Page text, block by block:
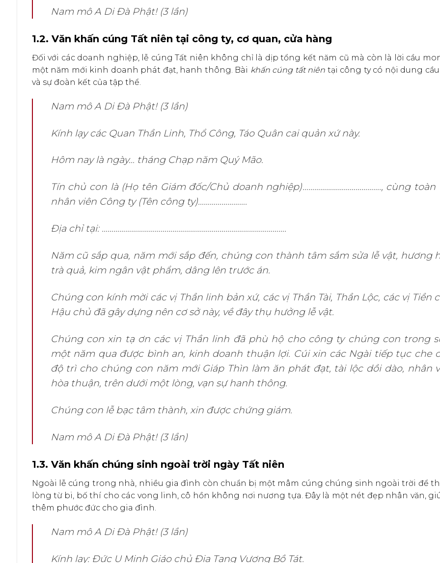
Nam mô A Di Đà Phật! (3 lần)
1.2. Văn khấn cúng Tất niên tại công ty, cơ quan, cửa hàng
Đối với các doanh nghiệp, lễ cúng Tất niên không chỉ là dịp tổng kết năm cũ mà còn là lời cầu
một năm mới kinh doanh phát đạt, hanh thông. Bài khấn cúng tất niên tại công ty có nội dung
và sự đoàn kết của tập thể.
Nam mô A Di Đà Phật! (3 lần)
Kính lạy các Quan Thần Linh, Thổ Công, Táo Quân cai quản xứ này.
Hôm nay là ngày… tháng Chạp năm Quý Mão.
Tín chủ con là (Họ tên Giám đốc/Chủ doanh nghiệp)…………………………………., cùng toàn
nhân viên Công ty (Tên công ty)…………………….
Địa chỉ tại: ………………………………………………………………………………….
Năm cũ sắp qua, năm mới sắp đến, chúng con thành tâm sắm sửa lễ vật, hương
trà quả, kim ngân vật phẩm, dâng lên trước án.
Chúng con kính mời các vị Thần linh bản xứ, các vị Thần Tài, Thần Lộc, các vị Tiền
Hậu chủ đã gây dựng nên cơ sở này, về đây thụ hưởng lễ vật.
Chúng con xin tạ ơn các vị Thần linh đã phù hộ cho công ty chúng con trong
một năm qua được bình an, kinh doanh thuận lợi. Cúi xin các Ngài tiếp tục che
độ trì cho chúng con năm mới Giáp Thìn làm ăn phát đạt, tài lộc dồi dào, nhân
hòa thuận, trên dưới một lòng, vạn sự hanh thông.
Chúng con lễ bạc tâm thành, xin được chứng giám.
Nam mô A Di Đà Phật! (3 lần)
1.3. Văn khấn chúng sinh ngoài trời ngày Tất niên
Ngoài lễ cúng trong nhà, nhiều gia đình còn chuẩn bị một mâm cúng chúng sinh ngoài trời để
lòng từ bi, bố thí cho các vong linh, cô hồn không nơi nương tựa. Đây là một nét đẹp nhân văn,
thêm phước đức cho gia đình.
Nam mô A Di Đà Phật! (3 lần)
Kính lạy: Đức U Minh Giáo chủ Địa Tạng Vương Bồ Tát.